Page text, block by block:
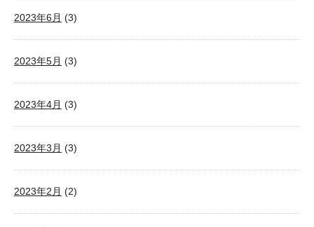
2023年6月 (3)
2023年5月 (3)
2023年4月 (3)
2023年3月 (3)
2023年2月 (2)